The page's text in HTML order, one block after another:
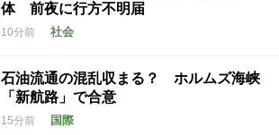
体 前夜に行方不明届
10分前 社会
石油流通の混乱収まる？ ホルムズ海峡
「新航路」で合意
15分前 国際